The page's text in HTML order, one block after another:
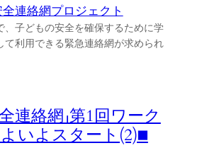
連絡網プロジェクト
、子どもの安全を確保するために学
て利用できる緊急連絡網が求められ
連絡網」第1回ワーク
いよスタート(2)■